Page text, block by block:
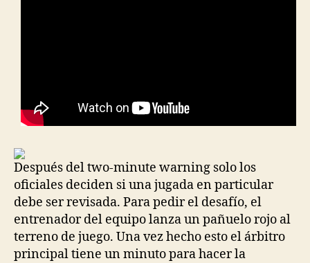
Después del two-minute warning solo los
oficiales deciden si una jugada en particular
debe ser revisada. Para pedir el desafío, el
entrenador del equipo lanza un pañuelo rojo al
terreno de juego. Una vez hecho esto el árbitro
principal tiene un minuto para hacer la